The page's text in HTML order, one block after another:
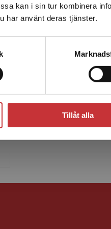
kan i sin tur kombinera
har använt deras tjänster.
Tillåt alla